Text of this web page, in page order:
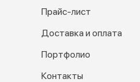
Прайс-лист
Доставка и оплата
Портфолио
Контакты